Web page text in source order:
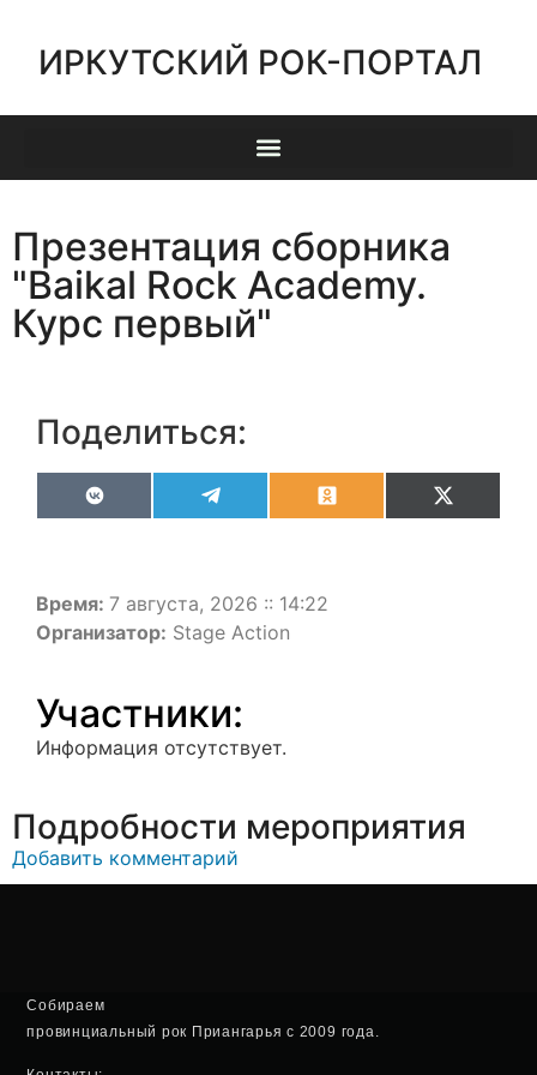
ИРКУТСКИЙ РОК-ПОРТАЛ
Презентация сборника
"Baikal Rock Academy.
Курс первый"
Поделиться:
VK OdnoklassnikiX
(Twitter)
Время: 7 августа, 2026 :: 14:22
Организатор: Stage Action
Участники:
Информация отсутствует.
Подробности мероприятия
Добавить комментарий
Собираем
провинциальный рок Приангарья с 2009 года.